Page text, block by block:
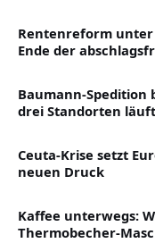
Rentenreform
Ende der
Baumann-Spedition
drei Standorten
Ceuta-Krise setzt
neuen Druck
Kaffee unterwegs:
Thermobecher-